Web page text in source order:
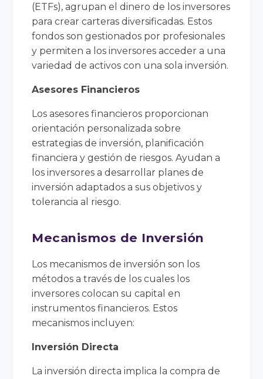
(ETFs), agrupan el dinero de los inversores
para crear carteras diversificadas. Estos
fondos son gestionados por profesionales
y permiten a los inversores acceder a una
variedad de activos con una sola inversión.
Asesores Financieros
Los asesores financieros proporcionan
orientación personalizada sobre
estrategias de inversión, planificación
financiera y gestión de riesgos. Ayudan a
los inversores a desarrollar planes de
inversión adaptados a sus objetivos y
tolerancia al riesgo.
Mecanismos de Inversión
Los mecanismos de inversión son los
métodos a través de los cuales los
inversores colocan su capital en
instrumentos financieros. Estos
mecanismos incluyen:
Inversión Directa
La inversión directa implica la compra de